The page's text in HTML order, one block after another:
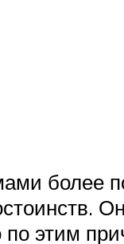
более
этим